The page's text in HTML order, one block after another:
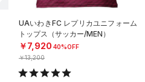
UAいわきFC レプリカユニフォーム
トップス（サッカー/MEN）
￥7,920 40%OFF
￥13,200